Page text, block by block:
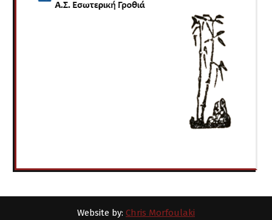
Website by: Chris Morfoulaki